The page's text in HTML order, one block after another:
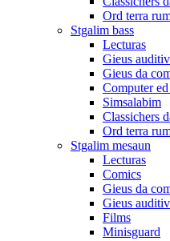
Ord terra
Stgalim bass
Lecturas
Gieus
Gieus da
Computer
Simsalabim
Classichers
Ord terra
Stgalim mesaun
Lecturas
Comics
Gieus da
Gieus
Films
Minisguard